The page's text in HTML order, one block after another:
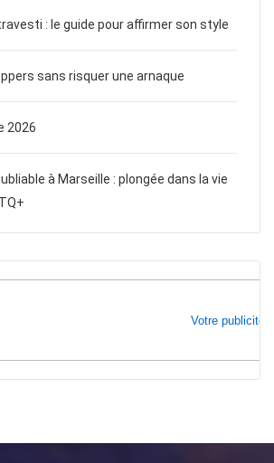
: le guide pour affirmer son style
sans risquer une arnaque
2026
à Marseille : plongée dans la vie
Votre publicité